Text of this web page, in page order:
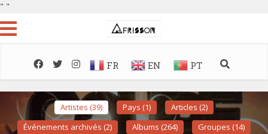
" "
FR EN PT
Artistes (39) Pays (1)
Articles (2)
Événements archivés (2)
Albums (264) Groupes (14)